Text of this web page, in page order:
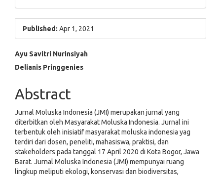
Published: Apr 1, 2021
Main
Article
Content
Ayu Savitri Nurinsiyah
Delianis Pringgenies
Abstract
Jurnal Moluska Indonesia (JMI) merupakan jurnal yang
diterbitkan oleh Masyarakat Moluska Indonesia. Jurnal ini
terbentuk oleh inisiatif masyarakat moluska indonesia yag
terdiri dari dosen, peneliti, mahasiswa, praktisi, dan
stakeholders pada tanggal 17 April 2020 di Kota Bogor, Jawa
Barat. Jurnal Moluska Indonesia (JMI) mempunyai ruang
lingkup meliputi ekologi, konservasi dan biodiversitas,